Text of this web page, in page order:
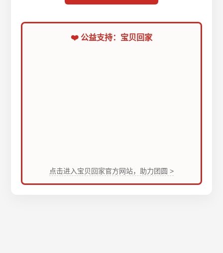
❤️ 公益支持：宝贝回家
点击进入宝贝回家官方网站，助力团圆 >